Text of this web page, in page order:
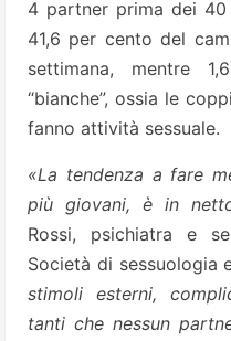
4 partner prima dei
41,6 per cento del
settimana, mentre
“bianche”, ossia le
fanno attività sessuale.
«La tendenza a fare
più giovani, è in
Rossi, psichiatra e
Società di sessuologia
stimoli esterni,
tanti che nessun